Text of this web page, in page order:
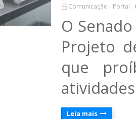
Comunicação - Portal
O
Projeto
que
Leia mais